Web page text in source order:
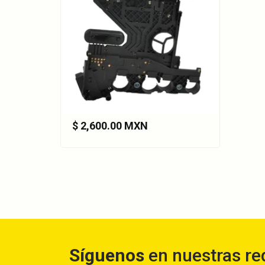
1402701161cpl1
1402710080
1402710080cpl1
1402770095
1402770095cpl3
A1402700561cpl1
A1402770095
$ 2,600.00 MXN
Síguenos en nuestras